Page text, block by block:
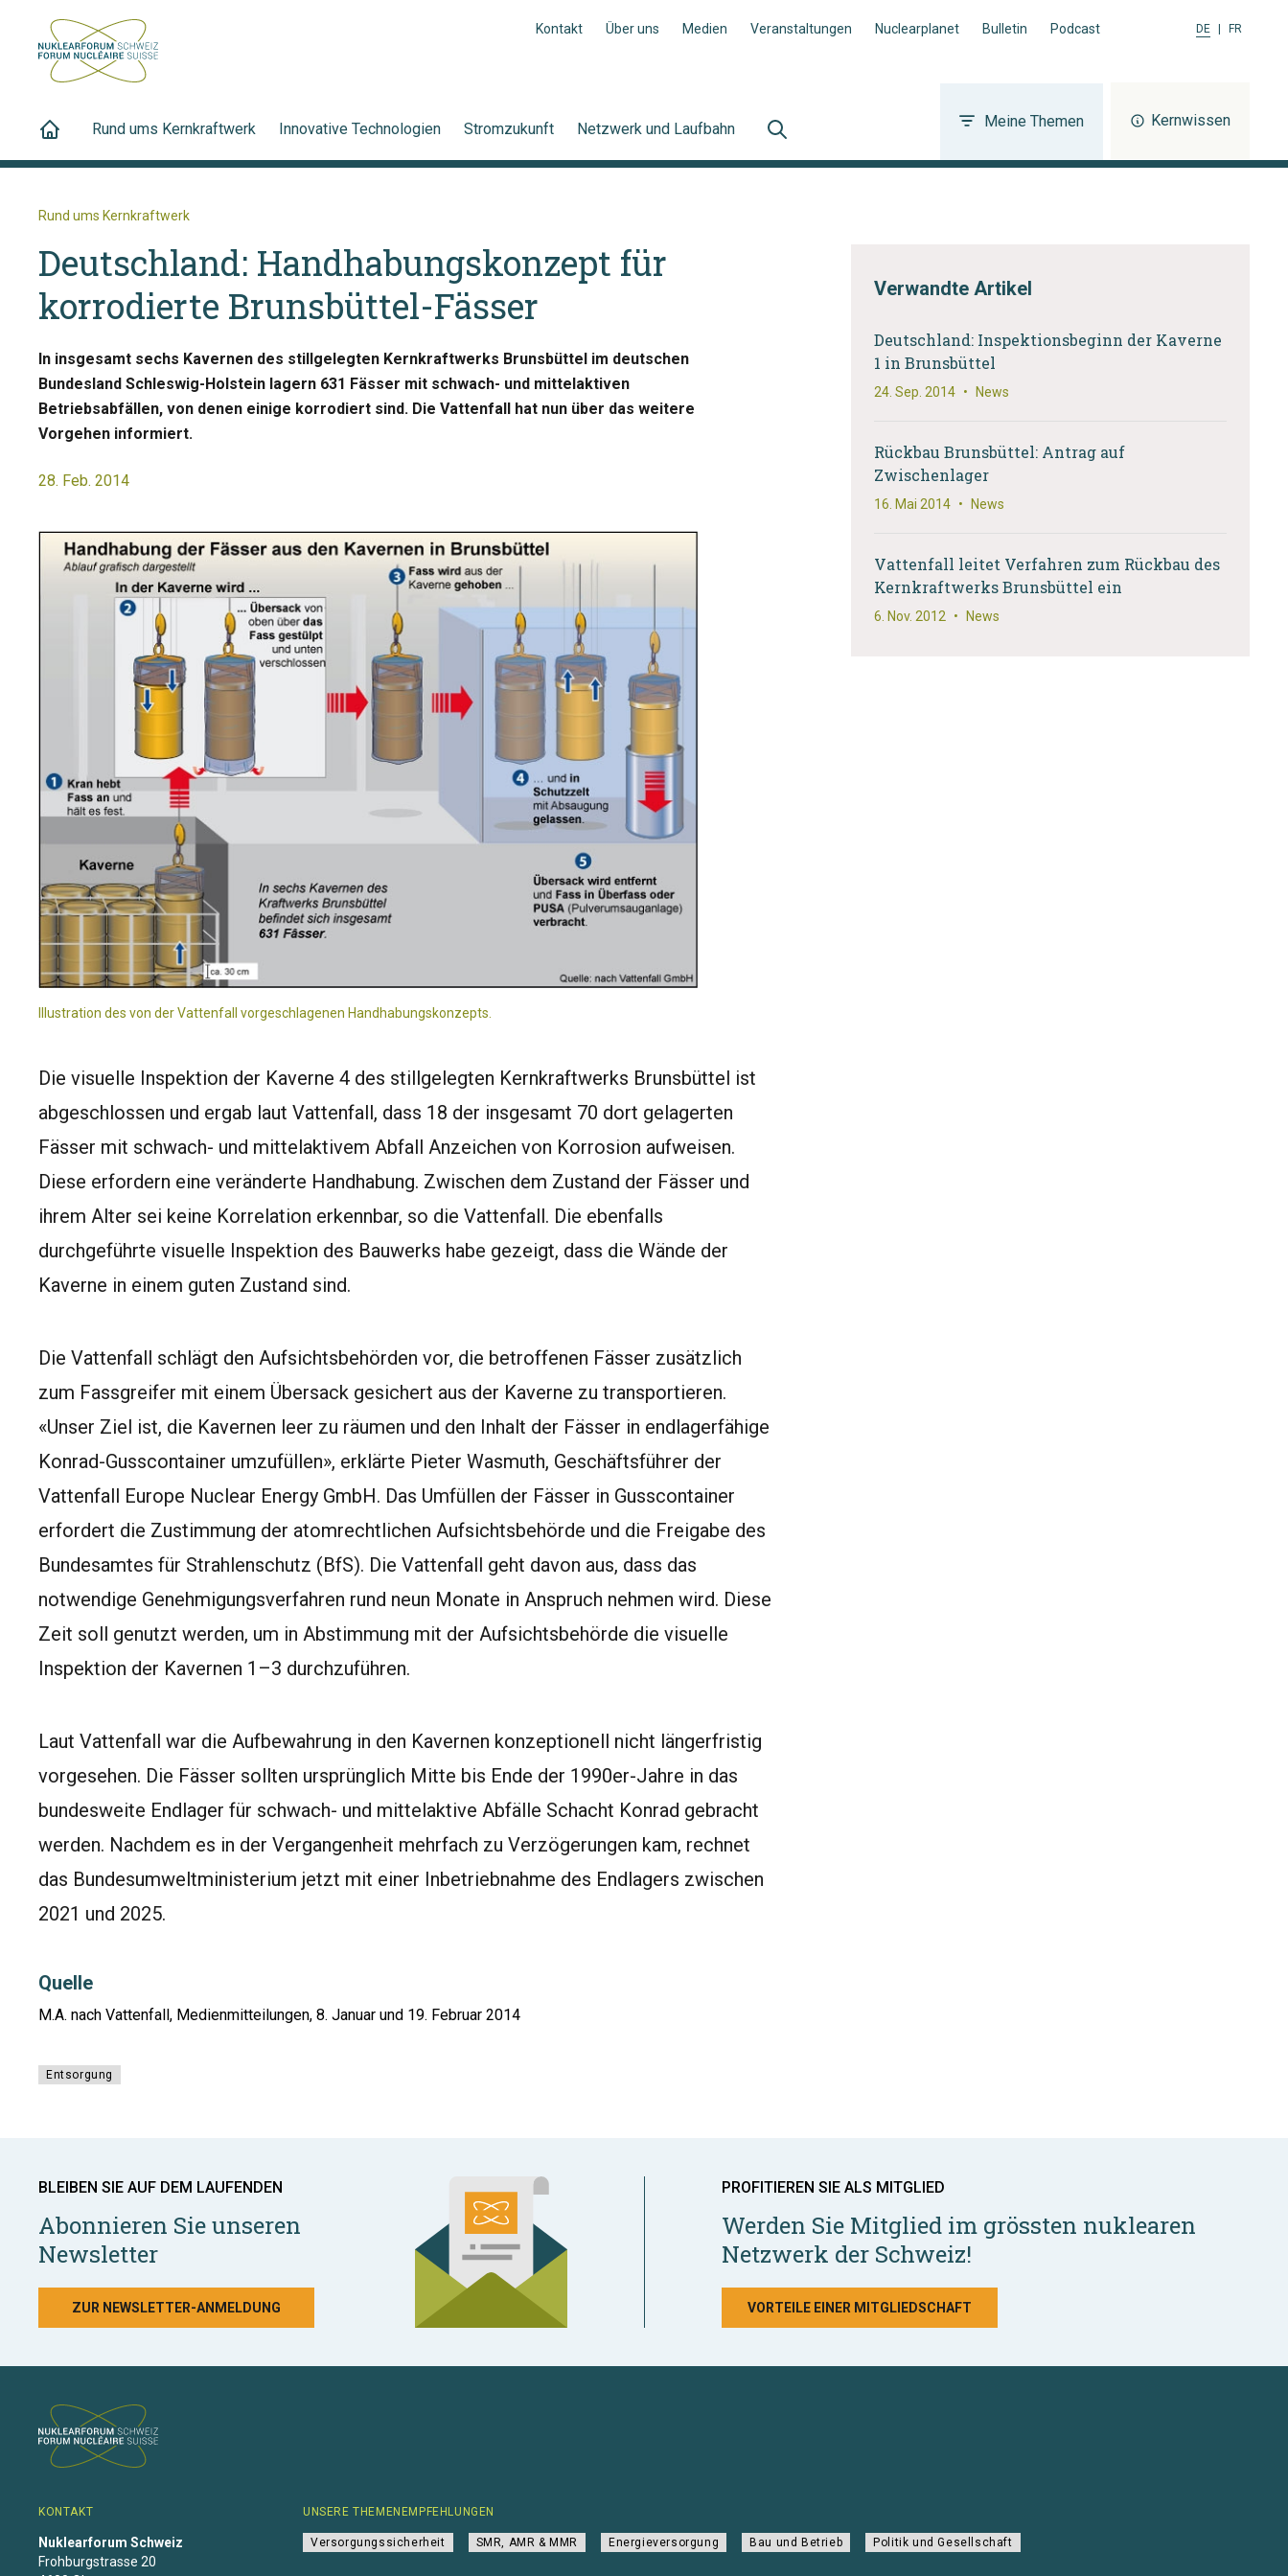
Kontakt Über uns Medien Veranstaltungen Nuclearplanet Bulletin Podcast DE FR
Rund ums Kernkraftwerk Innovative Technologien Stromzukunft Netzwerk und Laufbahn Meine Themen Kernwissen
Rund ums Kernkraftwerk
Deutschland: Handhabungskonzept für
korrodierte Brunsbüttel-Fässer
In insgesamt sechs Kavernen des stillgelegten Kernkraftwerks Brunsbüttel im deutschen
Bundesland Schleswig-Holstein lagern 631 Fässer mit schwach- und mittelaktiven
Betriebsabfällen, von denen einige korrodiert sind. Die Vattenfall hat nun über das weitere
Vorgehen informiert.
28. Feb. 2014
Illustration des von der Vattenfall vorgeschlagenen Handhabungskonzepts.
Die visuelle Inspektion der Kaverne 4 des stillgelegten Kernkraftwerks Brunsbüttel ist
abgeschlossen und ergab laut Vattenfall, dass 18 der insgesamt 70 dort gelagerten
Fässer mit schwach- und mittelaktivem Abfall Anzeichen von Korrosion aufweisen.
Diese erfordern eine veränderte Handhabung. Zwischen dem Zustand der Fässer und
ihrem Alter sei keine Korrelation erkennbar, so die Vattenfall. Die ebenfalls
durchgeführte visuelle Inspektion des Bauwerks habe gezeigt, dass die Wände der
Kaverne in einem guten Zustand sind.
Die Vattenfall schlägt den Aufsichtsbehörden vor, die betroffenen Fässer zusätzlich
zum Fassgreifer mit einem Übersack gesichert aus der Kaverne zu transportieren.
«Unser Ziel ist, die Kavernen leer zu räumen und den Inhalt der Fässer in endlagerfähige
Konrad-Gusscontainer umzufüllen», erklärte Pieter Wasmuth, Geschäftsführer der
Vattenfall Europe Nuclear Energy GmbH. Das Umfüllen der Fässer in Gusscontainer
erfordert die Zustimmung der atomrechtlichen Aufsichtsbehörde und die Freigabe des
Bundesamtes für Strahlenschutz (BfS). Die Vattenfall geht davon aus, dass das
notwendige Genehmigungsverfahren rund neun Monate in Anspruch nehmen wird. Diese
Zeit soll genutzt werden, um in Abstimmung mit der Aufsichtsbehörde die visuelle
Inspektion der Kavernen 1–3 durchzuführen.
Laut Vattenfall war die Aufbewahrung in den Kavernen konzeptionell nicht längerfristig
vorgesehen. Die Fässer sollten ursprünglich Mitte bis Ende der 1990er-Jahre in das
bundesweite Endlager für schwach- und mittelaktive Abfälle Schacht Konrad gebracht
werden. Nachdem es in der Vergangenheit mehrfach zu Verzögerungen kam, rechnet
das Bundesumweltministerium jetzt mit einer Inbetriebnahme des Endlagers zwischen
2021 und 2025.
Quelle
M.A. nach Vattenfall, Medienmitteilungen, 8. Januar und 19. Februar 2014
Entsorgung
Verwandte Artikel
Deutschland: Inspektionsbeginn der Kaverne
1 in Brunsbüttel
24. Sep. 2014 • News
Rückbau Brunsbüttel: Antrag auf
Zwischenlager
16. Mai 2014 • News
Vattenfall leitet Verfahren zum Rückbau des
Kernkraftwerks Brunsbüttel ein
6. Nov. 2012 • News
BLEIBEN SIE AUF DEM LAUFENDEN
Abonnieren Sie unseren
Newsletter
ZUR NEWSLETTER-ANMELDUNG
PROFITIEREN SIE ALS MITGLIED
Werden Sie Mitglied im grössten nuklearen
Netzwerk der Schweiz!
VORTEILE EINER MITGLIEDSCHAFT
KONTAKT
Nuklearforum Schweiz
Frohburgstrasse 20
UNSERE THEMENEMPFEHLUNGEN
Versorgungssicherheit SMR, AMR & MMR Energieversorgung Bau und Betrieb Politik und Gesellschaft